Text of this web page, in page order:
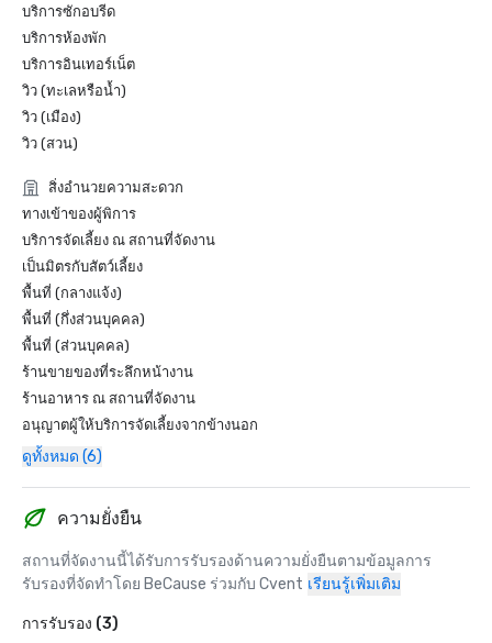
บริการซักอบรีด
บริการห้องพัก
บริการอินเทอร์เน็ต
วิว (ทะเลหรือน้ำ)
วิว (เมือง)
วิว (สวน)
สิ่งอำนวยความสะดวก
ทางเข้าของผู้พิการ
บริการจัดเลี้ยง ณ สถานที่จัดงาน
เป็นมิตรกับสัตว์เลี้ยง
พื้นที่ (กลางแจ้ง)
พื้นที่ (กึ่งส่วนบุคคล)
พื้นที่ (ส่วนบุคคล)
ร้านขายของที่ระลึกหน้างาน
ร้านอาหาร ณ สถานที่จัดงาน
อนุญาตผู้ให้บริการจัดเลี้ยงจากข้างนอก
ดูทั้งหมด (6)
ความยั่งยืน
สถานที่จัดงานนี้ได้รับการรับรองด้านความยั่งยืนตามข้อมูลการ
รับรองที่จัดทำโดย BeCause ร่วมกับ Cvent เรียนรู้เพิ่มเติม
การรับรอง (3)